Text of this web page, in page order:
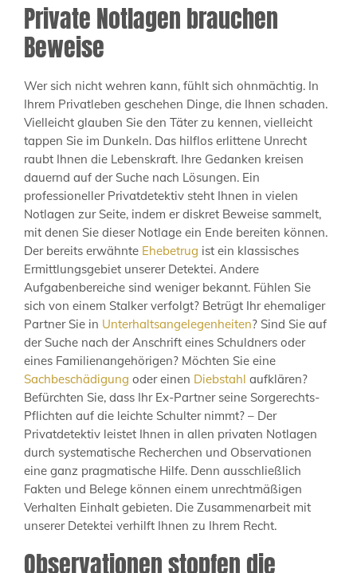
Private Notlagen brauchen
Beweise
Wer sich nicht wehren kann, fühlt sich ohnmächtig. In
Ihrem Privatleben geschehen Dinge, die Ihnen schaden.
Vielleicht glauben Sie den Täter zu kennen, vielleicht
tappen Sie im Dunkeln. Das hilflos erlittene Unrecht
raubt Ihnen die Lebenskraft. Ihre Gedanken kreisen
dauernd auf der Suche nach Lösungen. Ein
professioneller Privatdetektiv steht Ihnen in vielen
Notlagen zur Seite, indem er diskret Beweise sammelt,
mit denen Sie dieser Notlage ein Ende bereiten können.
Der bereits erwähnte Ehebetrug ist ein klassisches
Ermittlungsgebiet unserer Detektei. Andere
Aufgabenbereiche sind weniger bekannt. Fühlen Sie
sich von einem Stalker verfolgt? Betrügt Ihr ehemaliger
Partner Sie in Unterhaltsangelegenheiten? Sind Sie auf
der Suche nach der Anschrift eines Schuldners oder
eines Familienangehörigen? Möchten Sie eine
Sachbeschädigung oder einen Diebstahl aufklären?
Befürchten Sie, dass Ihr Ex-Partner seine Sorgerechts-
Pflichten auf die leichte Schulter nimmt? – Der
Privatdetektiv leistet Ihnen in allen privaten Notlagen
durch systematische Recherchen und Observationen
eine ganz pragmatische Hilfe. Denn ausschließlich
Fakten und Belege können einem unrechtmäßigen
Verhalten Einhalt gebieten. Die Zusammenarbeit mit
unserer Detektei verhilft Ihnen zu Ihrem Recht.
Observationen stopfen die